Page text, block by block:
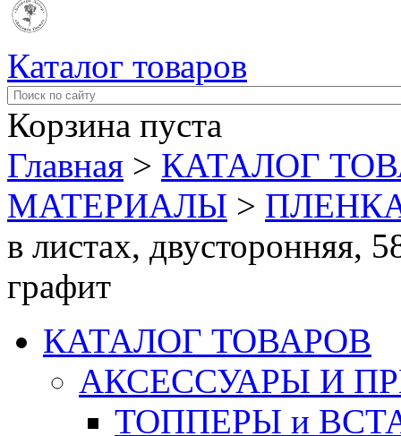
Каталог товаров
Корзина пуста
Главная > КАТАЛОГ
МАТЕРИАЛЫ >
в листах, двусторонняя,
графит
КАТАЛОГ ТОВАРОВ
АКСЕССУАРЫ И
ТОППЕРЫ и